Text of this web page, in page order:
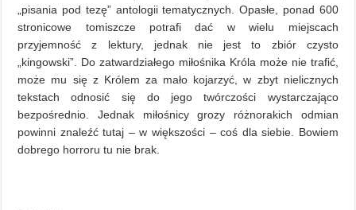
„pisania pod tezę” antologii tematycznych. Opasłe, ponad 600
stronicowe tomiszcze potrafi dać w wielu miejscach
przyjemność z lektury, jednak nie jest to zbiór czysto
„kingowski”. Do zatwardziałego miłośnika Króla może nie trafić,
może mu się z Królem za mało kojarzyć, w zbyt nielicznych
tekstach odnosić się do jego twórczości wystarczająco
bezpośrednio. Jednak miłośnicy grozy różnorakich odmian
powinni znaleźć tutaj – w większości – coś dla siebie. Bowiem
dobrego horroru tu nie brak.